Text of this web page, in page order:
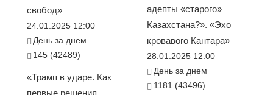
свобод»
24.01.2025 12:00
День за днем
145 (42489)
«Трамп в ударе. Как
первые решения
адепты «старого»
Казахстана?». «Эхо
кровавого Кантара»
28.01.2025 12:00
День за днем
1181 (43496)